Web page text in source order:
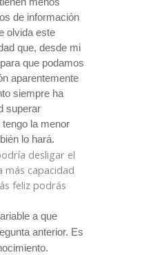
de información
olvida este
que, desde mi
que podamos
aparentemente
siempre ha
superar
la menor
lo hará.
desligar el
más capacidad
feliz podrás
a que
anterior. Es